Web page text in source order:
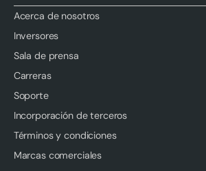
Acerca de nosotros
Inversores
Sala de prensa
Carreras
Soporte
Incorporación de terceros
Términos y condiciones
Marcas comerciales